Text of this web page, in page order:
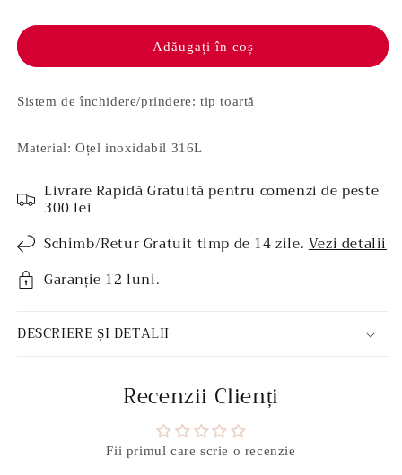
oțel
-
Moon
oțel
inoxidabil
-
Moon
Adăugați în coș
Sistem de închidere/prindere: tip toartă
Material: Oțel inoxidabil 316L
Livrare Rapidă Gratuită pentru comenzi de peste
300 lei
Schimb/Retur Gratuit timp de 14 zile.Vezi detalii
Garanție 12 luni.
DESCRIERE ȘI DETALII
Recenzii Clienți
Fii primul care scrie o recenzie